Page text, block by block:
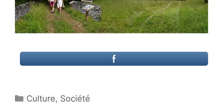
Catégories
Culture, Société